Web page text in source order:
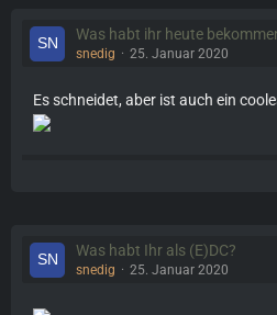
Was habt ihr heute
snedig 25. Januar 2020
Es schneidet, aber ist auch ein
Was habt Ihr als (E)DC?
snedig 25. Januar 2020